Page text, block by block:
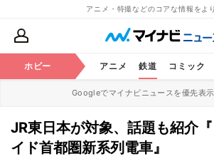
アニメ・特撮などのコアな情報をよ
ホビー アニメ 鉄道 コミック
Googleでマイナビニュースを優先表
JR東日本が対象、話題も紹介
イド首都圏新系列電車』